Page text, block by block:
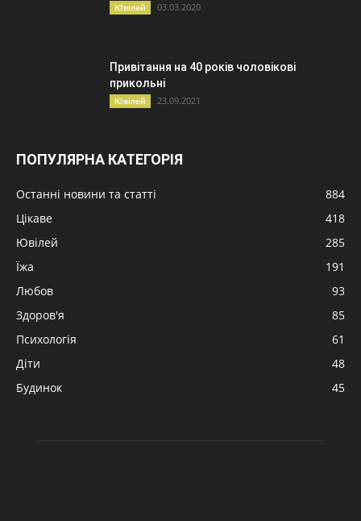
Ювілей 03.03.2020
Привітання на 40 років чоловікові
прикольні
Ювілей 23.09.2021
ПОПУЛЯРНА КАТЕГОРІЯ
Останні новини та статті
884
Цікаве
418
Ювілей
285
Їжа
191
Любов
93
Здоров'я
85
Психологія
61
Діти
48
Будинок
45